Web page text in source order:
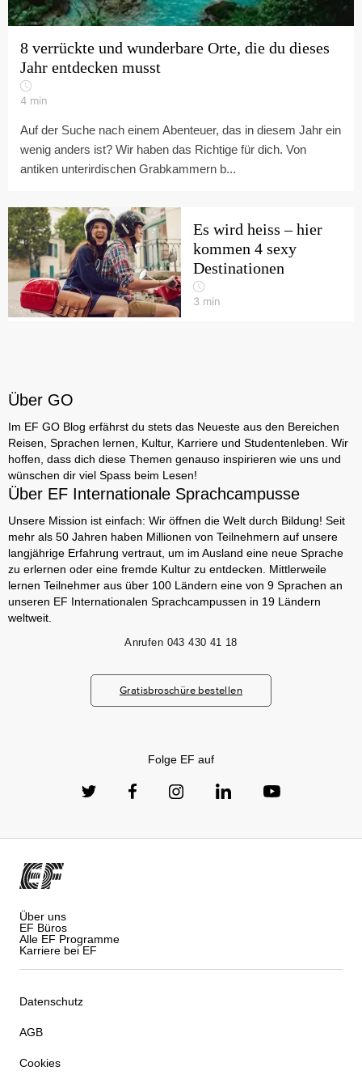
8 verrückte und wunderbare Orte, die du dieses
Jahr entdecken musst
4 min
Auf der Suche nach einem Abenteuer, das in diesem Jahr ein
wenig anders ist? Wir haben das Richtige für dich. Von
antiken unterirdischen Grabkammern b...
Es wird heiss – hier
kommen 4 sexy
Destinationen
3 min
Über GO
Im EF GO Blog erfährst du stets das Neueste aus den Bereichen
Reisen, Sprachen lernen, Kultur, Karriere und Studentenleben. Wir
hoffen, dass dich diese Themen genauso inspirieren wie uns und
wünschen dir viel Spass beim Lesen!
Über EF Internationale Sprachcampusse
Unsere Mission ist einfach: Wir öffnen die Welt durch Bildung! Seit
mehr als 50 Jahren haben Millionen von Teilnehmern auf unsere
langjährige Erfahrung vertraut, um im Ausland eine neue Sprache
zu erlernen oder eine fremde Kultur zu entdecken. Mittlerweile
lernen Teilnehmer aus über 100 Ländern eine von 9 Sprachen an
unseren EF Internationalen Sprachcampussen in 19 Ländern
weltweit.
Anrufen 043 430 41 18
Gratisbroschüre bestellen
Folge EF auf
Über uns
EF Büros
Alle EF Programme
Karriere bei EF
Datenschutz
AGB
Cookies